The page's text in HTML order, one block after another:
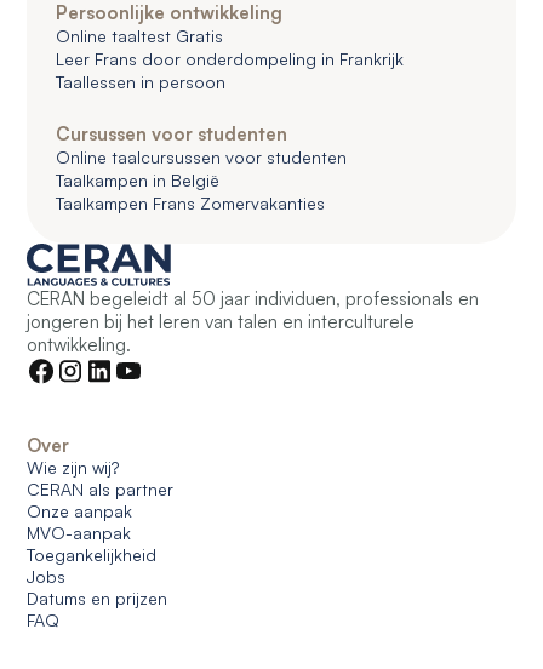
Persoonlijke ontwikkeling
Online taaltest Gratis
Leer Frans door onderdompeling in Frankrijk
Taallessen in persoon
Cursussen voor studenten
Online taalcursussen voor studenten
Taalkampen in België
Taalkampen Frans Zomervakanties
CERAN begeleidt al 50 jaar individuen, professionals en
jongeren bij het leren van talen en interculturele
ontwikkeling.
Over
Wie zijn wij?
CERAN als partner
Onze aanpak
MVO-aanpak
Toegankelijkheid
Jobs
Datums en prijzen
FAQ